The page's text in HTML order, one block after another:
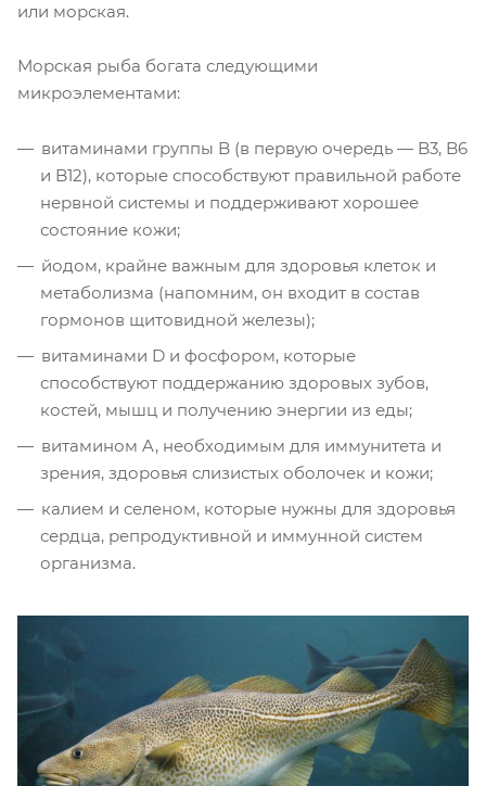
или морская.
Морская рыба богата следующими
микроэлементами:
витаминами группы B (в первую очередь — B3, B6
и B12), которые способствуют правильной работе
нервной системы и поддерживают хорошее
состояние кожи;
йодом, крайне важным для здоровья клеток и
метаболизма (напомним, он входит в состав
гормонов щитовидной железы);
витаминами D и фосфором, которые
способствуют поддержанию здоровых зубов,
костей, мышц и получению энергии из еды;
витамином A, необходимым для иммунитета и
зрения, здоровья слизистых оболочек и кожи;
калием и селеном, которые нужны для здоровья
сердца, репродуктивной и иммунной систем
организма.